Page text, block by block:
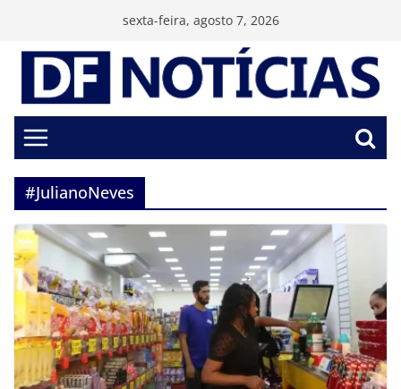
conteúdo
sexta-feira, agosto 7, 2026
#JulianoNeves